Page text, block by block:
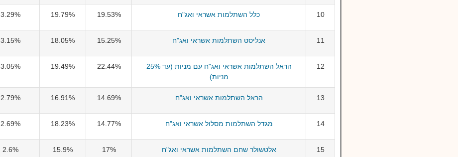
10 כלל השתלמות אשראי ואג"ח 19.53%
19.79%
3.29%
11 אנליסט השתלמות אשראי ואג"ח 15.25%
18.05%
3.15%
12
הראל השתלמות אשראי ואג"ח עם מניות (עד 25%
מניות)
22.44%
19.49%
3.05%
13 הראל השתלמות אשראי ואג"ח 14.69%
16.91%
2.79%
14 מגדל השתלמות מסלול אשראי ואג"ח 14.77%
18.23%
2.69%
15 אלטשולר שחם השתלמות אשראי ואג"ח 17%
15.9%
2.6%